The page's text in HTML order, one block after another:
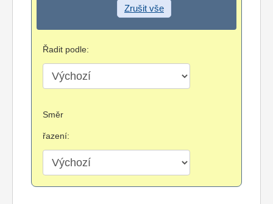
Zrušit vše
Řadit podle:
Směr
řazení: